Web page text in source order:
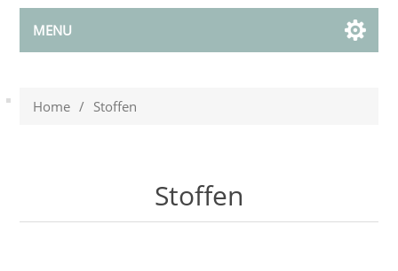
MENU
Home / Stoffen
Stoffen